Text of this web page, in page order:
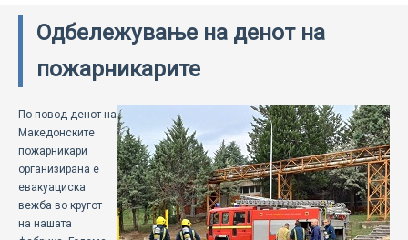
ПОЧЕТНА
ИНДУСТРИСКИ БАТЕРИИ
ECOMOTION
СПОРТ
Одбележување на денот на
пожарникарите
По повод денот на
Македонските
пожарникари
организирана е
евакуациска
вежба во кругот
на нашата